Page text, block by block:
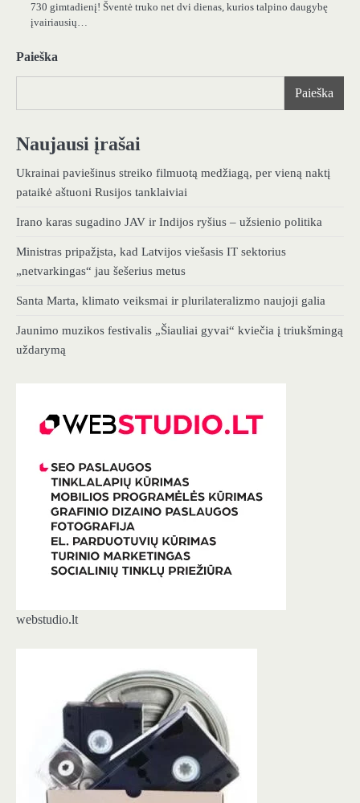
730 gimtadienį! Šventė truko net dvi dienas, kurios talpino daugybę
įvairiausių…
Paieška
Paieška
Naujausi įrašai
Ukrainai paviešinus streiko filmuotą medžiagą, per vieną naktį
pataikė aštuoni Rusijos tanklaiviai
Irano karas sugadino JAV ir Indijos ryšius – užsienio politika
Ministras pripažįsta, kad Latvijos viešasis IT sektorius
„netvarkingas“ jau šešerius metus
Santa Marta, klimato veiksmai ir plurilateralizmo naujoji galia
Jaunimo muzikos festivalis „Šiauliai gyvai“ kviečia į triukšmingą
uždarymą
webstudio.lt